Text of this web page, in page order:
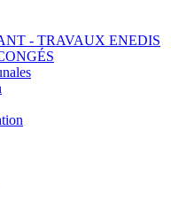
- TRAVAUX ENEDIS